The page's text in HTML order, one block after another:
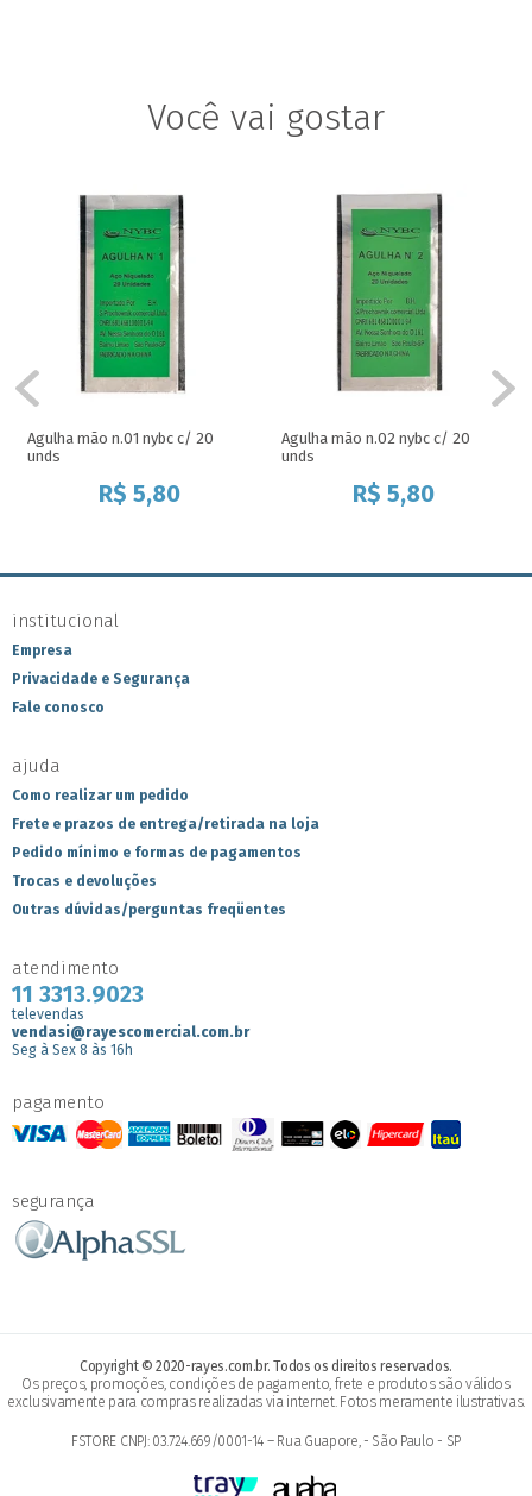
Agulha mão n.01 nybc c/ 20
unds
R$ 5,80
Agulha mão n.02 nybc c/ 20
unds
R$ 5,80
institucional
Empresa
Privacidade e Segurança
Fale conosco
ajuda
Como realizar um pedido
Frete e prazos de entrega/retirada na loja
Pedido mínimo e formas de pagamentos
Trocas e devoluções
Outras dúvidas/perguntas freqüentes
atendimento
11 3313.9023
televendas
vendasi@rayescomercial.com.br
Seg à Sex 8 às 16h
pagamento
segurança
Copyright © 2020-rayes.com.br. Todos os direitos reservados.
Os preços, promoções, condições de pagamento, frete e produtos são válidos
exclusivamente para compras realizadas via internet. Fotos meramente ilustrativas.
FSTORE CNPJ: 03.724.669/0001-14 – Rua Guapore, - São Paulo - SP